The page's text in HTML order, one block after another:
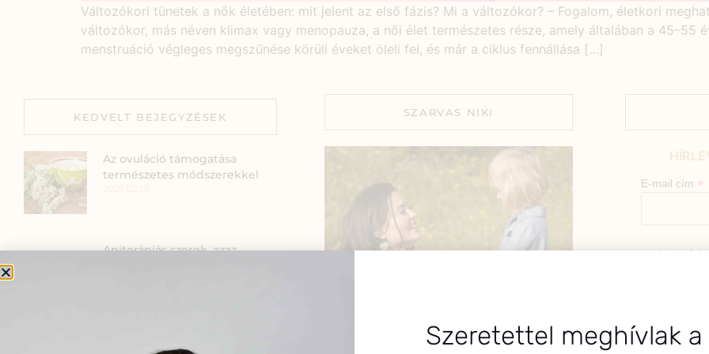
Változókori tünetek a nők életében: mit jelent az első fázis? Mi a változókor? – Fogalom, életkori
változókor, más néven klimax vagy menopauza, a női élet természetes része, amely általában a 45–55
menstruáció végleges megszűnése körüli éveket öleli fel, és már a ciklus fennállása […]
KEDVELT BEJEGYZÉSEK
Az ovuláció támogatása
természetes módszerekkel
Apiterápiás szerek, azaz
Természetes segítség a
SZARVAS NIKI
Sziasztok! Szarvas Niki vagyok, a HerbClinic
E-mail cím *
Kérlek a
foglaltak
Szeretettel meghívlak a